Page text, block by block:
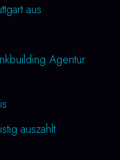
aus
Agentur
auszahlt